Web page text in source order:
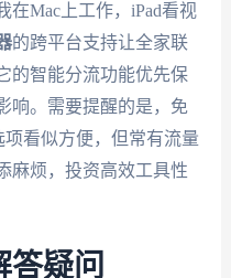
在Mac上工作，iPad看视
的跨平台支持让全家联
的智能分流功能优先保
响。需要提醒的是，免
项看似方便，但常有流量
麻烦，投资高效工具性
答疑问